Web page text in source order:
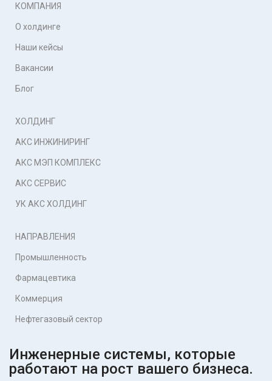
КОМПАНИЯ
О холдинге
Наши кейсы
Вакансии
Блог
ХОЛДИНГ
АКС ИНЖИНИРИНГ
АКС МЭП КОМПЛЕКС
АКС СЕРВИС
УК АКС ХОЛДИНГ
НАПРАВЛЕНИЯ
Промышленность
Фармацевтика
Коммерция
Нефтегазовый сектор
Инженерные системы, которые
работают на рост вашего бизнеса.